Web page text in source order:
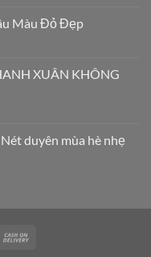
Màu Đỏ Đẹp
XUÂN KHÔNG
duyên mùa hè nhẹ